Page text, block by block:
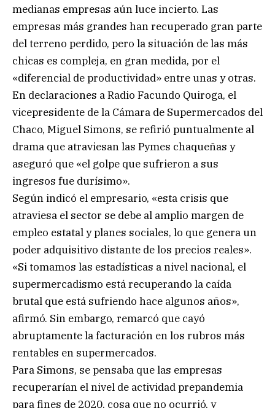
medianas empresas aún luce incierto. Las
empresas más grandes han recuperado gran parte
del terreno perdido, pero la situación de las más
chicas es compleja, en gran medida, por el
«diferencial de productividad» entre unas y otras.
En declaraciones a Radio Facundo Quiroga, el
vicepresidente de la Cámara de Supermercados del
Chaco, Miguel Simons, se refirió puntualmente al
drama que atraviesan las Pymes chaqueñas y
aseguró que «el golpe que sufrieron a sus
ingresos fue durísimo».
Según indicó el empresario, «esta crisis que
atraviesa el sector se debe al amplio margen de
empleo estatal y planes sociales, lo que genera un
poder adquisitivo distante de los precios reales».
«Si tomamos las estadísticas a nivel nacional, el
supermercadismo está recuperando la caída
brutal que está sufriendo hace algunos años»,
afirmó. Sin embargo, remarcó que cayó
abruptamente la facturación en los rubros más
rentables en supermercados.
Para Simons, se pensaba que las empresas
recuperarían el nivel de actividad prepandemia
para fines de 2020, cosa que no ocurrió, y